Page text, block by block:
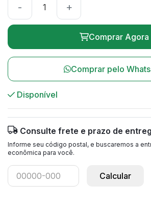
- +
Comprar Agora
Comprar pelo
Disponível
Consulte frete e prazo de
Informe seu código postal, e buscaremos a
econômica para você.
Calcular